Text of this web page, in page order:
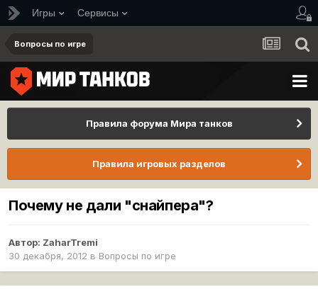
Игры Сервисы
Вопросы по игре
Правила форума Мира танков
Правила игровых разделов
Почему не дали "снайпера"?
Автор: ZaharTremi
30 декабря, 2012 в Вопросы по игре